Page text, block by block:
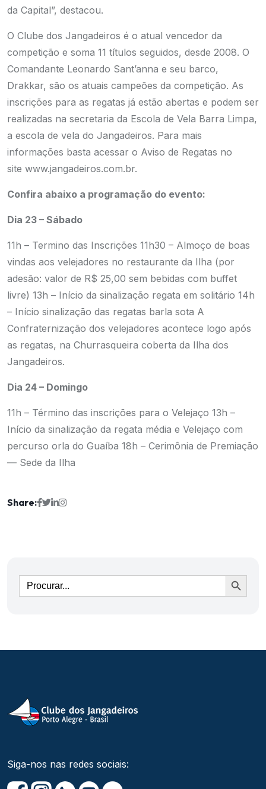
da Capital”, destacou.
O Clube dos Jangadeiros é o atual vencedor da
competição e soma 11 títulos seguidos, desde 2008. O
Comandante Leonardo Sant’anna e seu barco,
Drakkar, são os atuais campeões da competição. As
inscrições para as regatas já estão abertas e podem ser
realizadas na secretaria da Escola de Vela Barra Limpa,
a escola de vela do Jangadeiros. Para mais
informações basta acessar o Aviso de Regatas no
site www.jangadeiros.com.br.
Confira abaixo a programação do evento:
Dia 23 – Sábado
11h – Termino das Inscrições 11h30 – Almoço de boas
vindas aos velejadores no restaurante da Ilha (por
adesão: valor de R$ 25,00 sem bebidas com buffet
livre) 13h – Início da sinalização regata em solitário 14h
– Início sinalização das regatas barla sota A
Confraternização dos velejadores acontece logo após
as regatas, na Churrasqueira coberta da Ilha dos
Jangadeiros.
Dia 24 – Domingo
11h – Término das inscrições para o Velejaço 13h –
Início da sinalização da regata média e Velejaço com
percurso orla do Guaíba 18h – Cerimônia de Premiação
— Sede da Ilha
Share:
Ir
Siga-nos nas redes sociais: